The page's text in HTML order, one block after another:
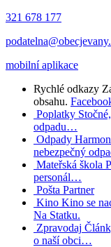
321 678 177
mobilní aplikace
Rychlé odkazy
obsahu.
Poplatky
odpadu…
Odpady
nebezpečný
Mateřská škola
personál…
Pošta Partner
Kino Kino se
Na Statku.
Zpravodaj
o naší obci…